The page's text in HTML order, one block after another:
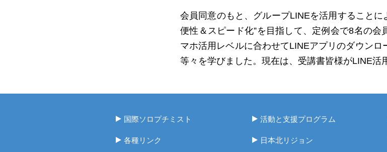
会員同意のもと、グループLINEを活用することに
便性＆スピード化”を目指して、定例会で8名の
マホ活用レベルに合わせてLINEアプリのダウン
等々を学びました。現在は、受講書皆様がLINE活
国際ソロプチミスト 活動と支援プログラム
各種リンク 日本北リジョン